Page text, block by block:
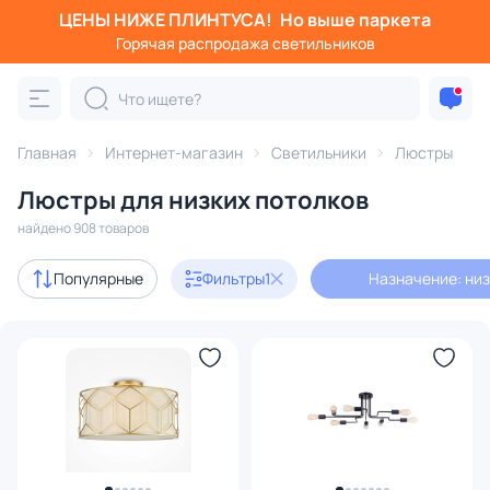
ЦЕНЫ НИЖЕ ПЛИНТУСА! Но выше паркета
Горячая распродажа светильников
Главная Интернет-магазин Светильники Люстры
Люстры для низких потолков
найдено 908 товаров
Популярные Фильтры1 Назначение:
Фильтры
Категория:
подвесные потолочные светодиодные
Акции 101
88
В наличии 435